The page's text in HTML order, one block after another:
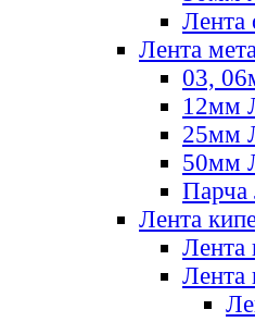
Лента
Лента
03,
12мм
25мм
50мм
Парча
Лента
Лента
Лента